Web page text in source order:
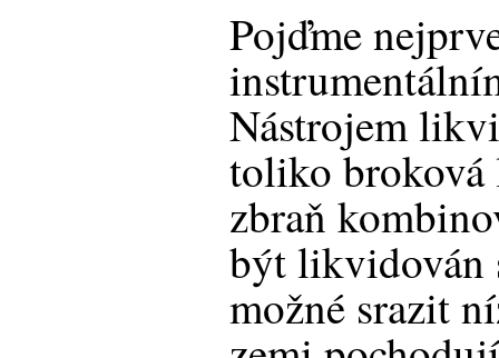
Pojďme
Nástrojem
toliko broková
zbraň
být likvidován
možné srazit